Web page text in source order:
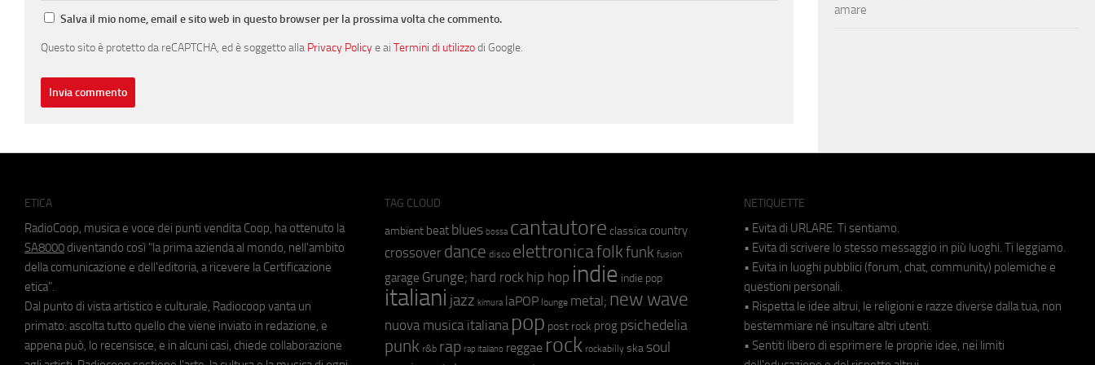
Salva il mio nome, email e sito web in questo browser per la prossima volta che commento.
Questo sito è protetto da reCAPTCHA, ed è soggetto alla Privacy Policye ai Termini di utilizzodi Google.
amare
ETICA
RadioCoop, musica e voce dei punti vendita Coop, ha ottenuto la
SA8000 diventando così "la prima azienda al mondo, nell'ambito
della comunicazione e dell'editoria, a ricevere la Certificazione
etica".
Dal punto di vista artistico e culturale, Radiocoop vanta un
primato: ascolta tutto quello che viene inviato in redazione, e
appena può, lo recensisce, e in alcuni casi, chiede collaborazione
TAG CLOUD
ambient beat blues bossa cantautore classica country
crossover dance disco elettronicafolkfunk fusion
garage Grunge; hard rock hip hop indie indie pop
italiani jazz kimura laPOP lounge metal; new wave
nuova musica italiana pop post rock prog psichedelia
punk r&b rap rap italiano reggae rock rockabilly ska soul
NETIQUETTE
• Evita di URLARE. Ti sentiamo.
• Evita di scrivere lo stesso messaggio in più luoghi. Ti leggiamo.
• Evita in luoghi pubblici (forum, chat, community) polemiche e
questioni personali.
• Rispetta le idee altrui, le religioni e razze diverse dalla tua, non
bestemmiare né insultare altri utenti.
• Sentiti libero di esprimere le proprie idee, nei limiti